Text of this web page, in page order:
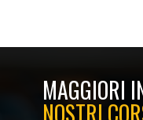
MAGGIORI
NOSTRI